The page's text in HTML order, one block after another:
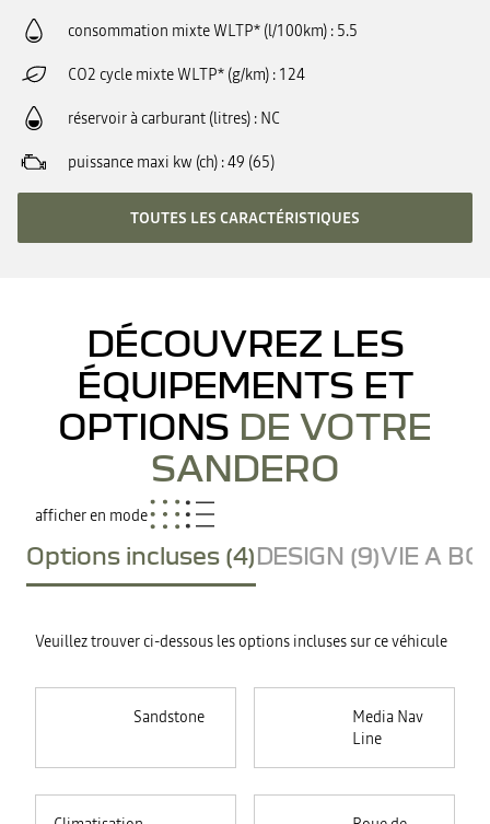
consommation mixte WLTP* (l/100km) 5.5
CO2 cycle mixte WLTP* (g/km) 124
réservoir à carburant (litres) NC
puissance maxi kw (ch) 49 (65)
TOUTES LES CARACTÉRISTIQUES
DÉCOUVREZ LES
ÉQUIPEMENTS ET
OPTIONS DE VOTRE
SANDERO
afficher en mode
Options incluses (4)DESIGN (9)VIE A
Veuillez trouver ci-dessous les options incluses sur ce véhicule
Sandstone
Media Nav
Line